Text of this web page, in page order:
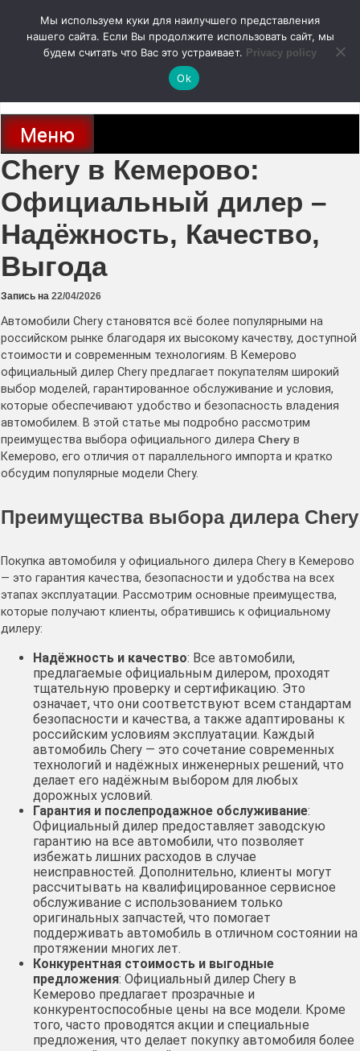
содержимому
autodoc24.ru
Новости про современные автомобили и не только, новинки зарубежного
и отечественного автопрома
Меню
Chery в Кемерово:
Официальный дилер –
Надёжность, Качество,
Выгода
Запись на 22/04/2026
Автомобили Chery становятся всё более популярными на
российском рынке благодаря их высокому качеству, доступной
стоимости и современным технологиям. В Кемерово
официальный дилер Chery предлагает покупателям широкий
выбор моделей, гарантированное обслуживание и условия,
которые обеспечивают удобство и безопасность владения
автомобилем. В этой статье мы подробно рассмотрим
преимущества выбора официального дилера Chery в
Кемерово, его отличия от параллельного импорта и кратко
обсудим популярные модели Chery.
Преимущества выбора дилера Chery
Покупка автомобиля у официального дилера Chery в Кемерово
— это гарантия качества, безопасности и удобства на всех
этапах эксплуатации. Рассмотрим основные преимущества,
которые получают клиенты, обратившись к официальному
дилеру:
Надёжность и качество: Все автомобили,
предлагаемые официальным дилером, проходят
тщательную проверку и сертификацию. Это
означает, что они соответствуют всем стандартам
безопасности и качества, а также адаптированы к
российским условиям эксплуатации. Каждый
автомобиль Chery — это сочетание современных
технологий и надёжных инженерных решений, что
делает его надёжным выбором для любых
дорожных условий.
Гарантия и послепродажное обслуживание:
Официальный дилер предоставляет заводскую
гарантию на все автомобили, что позволяет
избежать лишних расходов в случае
неисправностей. Дополнительно, клиенты могут
рассчитывать на квалифицированное сервисное
обслуживание с использованием только
оригинальных запчастей, что помогает
поддерживать автомобиль в отличном состоянии на
протяжении многих лет.
Конкурентная стоимость и выгодные
предложения: Официальный дилер Chery в
Кемерово предлагает прозрачные и
конкурентоспособные цены на все модели. Кроме
того, часто проводятся акции и специальные
предложения, что делает покупку автомобиля более
Мы используем куки для наилучшего представления
нашего сайта. Если Вы продолжите использовать сайт, мы
будем считать что Вас это устраивает. Privacy policy
Ok